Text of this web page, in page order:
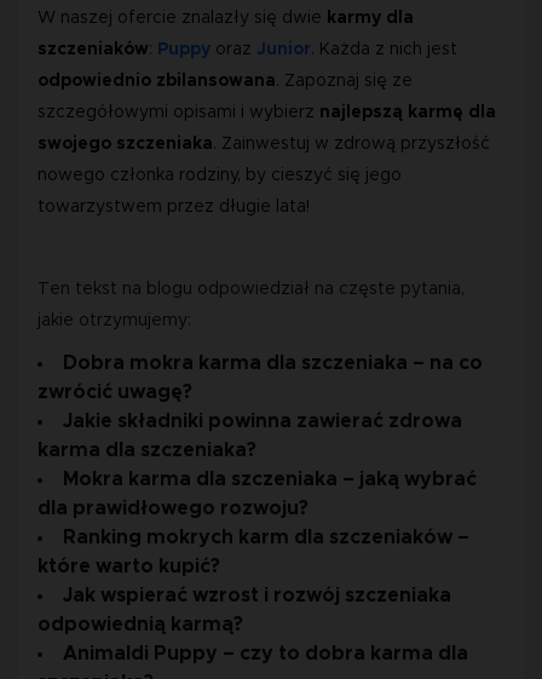
W naszej ofercie znalazły się dwie karmy dla
szczeniaków: Puppy oraz Junior
odpowiednio zbilansowana. Zapoznaj się ze
szczegółowymi opisami i wybierz najlepszą karmę dla
swojego szczeniaka. Zainwestuj w zdrową przyszłość
nowego członka rodziny, by cieszyć się jego
towarzystwem przez długie lata!
Ten tekst na blogu odpowiedział na częste pytania,
jakie otrzymujemy:
Dobra mokra karma dla szczeniaka – na co
zwrócić uwagę?
Jakie składniki powinna zawierać zdrowa
karma dla szczeniaka?
Mokra karma dla szczeniaka – jaką wybrać
dla prawidłowego rozwoju?
Ranking mokrych karm dla szczeniaków –
które warto kupić?
Jak wspierać wzrost i rozwój szczeniaka
odpowiednią karmą?
Animaldi Puppy – czy to dobra karma dla